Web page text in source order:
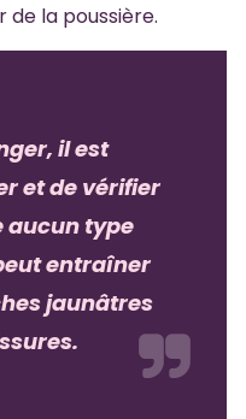
de la poussière.
il est
et de vérifier
aucun type
entraîner
jaunâtres